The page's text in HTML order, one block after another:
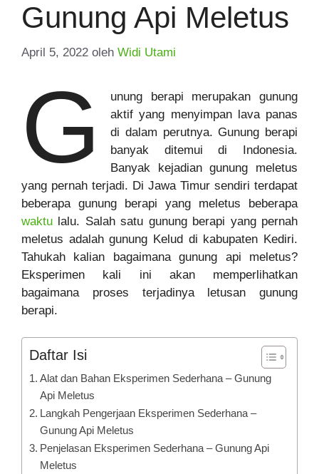
Gunung Api Meletus
April 5, 2022 oleh Widi Utami
G
unung berapi merupakan gunung
aktif yang menyimpan lava panas
di dalam perutnya. Gunung berapi
banyak ditemui di Indonesia.
Banyak kejadian gunung meletus
yang pernah terjadi. Di Jawa Timur sendiri terdapat
beberapa gunung berapi yang meletus beberapa
waktu lalu. Salah satu gunung berapi yang pernah
meletus adalah gunung Kelud di kabupaten Kediri.
Tahukah kalian bagaimana gunung api meletus?
Eksperimen kali ini akan memperlihatkan
bagaimana proses terjadinya letusan gunung
berapi.
Daftar Isi
Alat dan Bahan Eksperimen Sederhana – Gunung
Api Meletus
Langkah Pengerjaan Eksperimen Sederhana –
Gunung Api Meletus
Penjelasan Eksperimen Sederhana – Gunung Api
Meletus